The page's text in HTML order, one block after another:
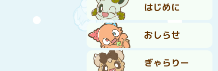
はじめに
おしらせ
ぎゃらりー